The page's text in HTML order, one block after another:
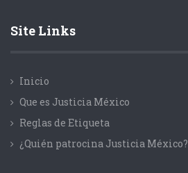
Site Links
Inicio
Que es Justicia México
Reglas de Etiqueta
¿Quién patrocina Justicia México?